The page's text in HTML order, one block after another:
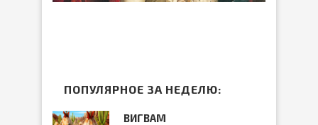
ПОПУЛЯРНОЕ ЗА НЕДЕЛЮ:
ВИГВАМ